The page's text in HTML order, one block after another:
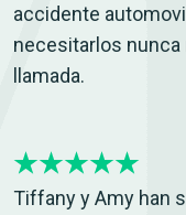
accidente
necesitarlos nunca
llamada.
Tiffany y Amy han